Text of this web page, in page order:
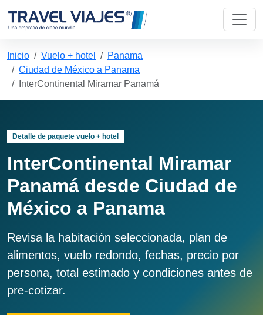
Inicio Vuelo + hotel
Panama
Ciudad de México a Panama
InterContinental Miramar Panamá
Detalle de paquete vuelo + hotel
InterContinental Miramar
Panamá desde Ciudad de
México a Panama
Revisa la habitación seleccionada, plan de
alimentos, vuelo redondo, fechas, precio por
persona, total estimado y condiciones antes de
pre-cotizar.